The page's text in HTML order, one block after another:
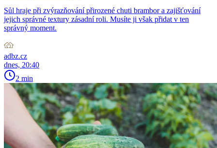
Sůl hraje při zvýrazňování přirozené chuti brambor a zajišťování
jejich správné textury zásadní roli. Musíte ji však přidat v ten
správný moment.
adbz.cz
dnes, 20:40
2 min